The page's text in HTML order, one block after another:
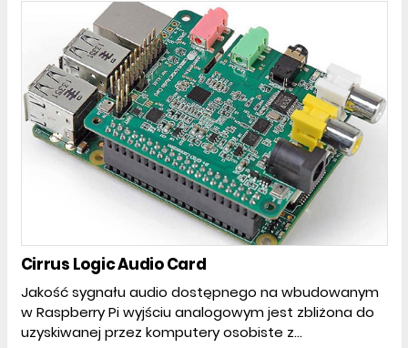
Cirrus Logic Audio Card
Jakość sygnału audio dostępnego na wbudowanym
w Raspberry Pi wyjściu analogowym jest zbliżona do
uzyskiwanej przez komputery osobiste z...